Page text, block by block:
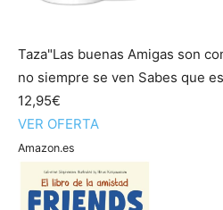
Taza"Las buenas Amigas son
no siempre se ven Sabes que
12,95€
VER OFERTA
Amazon.es